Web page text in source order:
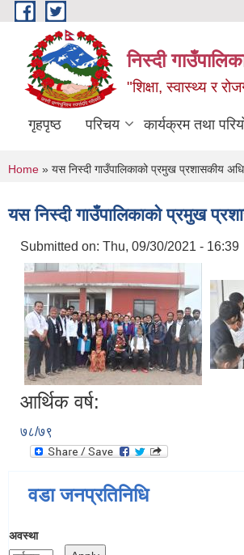
Skip to main content
निस्दी
"शिक्षा, स्वास्थ्य र
गृहपृष्ठ परिचय कार्यक्रम तथा
You are here
Home » यस निस्दी गाउँपालिकाको प्रमुख प्रशासकीय
यस निस्दी गाउँपालिकाको प्रमुख
Submitted on: Thu, 09/30/2021 - 16:39
आर्थिक वर्ष:
७८/७९
वडा जनप्रतिनिधि
अवस्था